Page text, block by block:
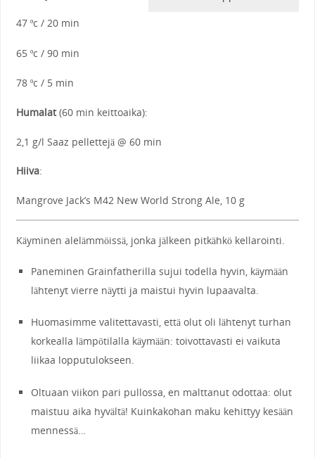
47 ºc / 20 min
65 ºc / 90 min
78 ºc / 5 min
Humalat(60 min keittoaika):
2,1 g/l Saaz pellettejä @ 60 min
Hiiva:
Mangrove Jack’s M42 New World Strong Ale, 10 g
Käyminen alelämmöissä, jonka jälkeen pitkähkö kellarointi.
Paneminen Grainfatherilla sujui todella hyvin, käymään
lähtenyt vierre näytti ja maistui hyvin lupaavalta.
Huomasimme valitettavasti, että olut oli lähtenyt turhan
korkealla lämpötilalla käymään: toivottavasti ei vaikuta
liikaa lopputulokseen.
Oltuaan viikon pari pullossa, en malttanut odottaa: olut
maistuu aika hyvältä! Kuinkakohan maku kehittyy kesään
mennessä…